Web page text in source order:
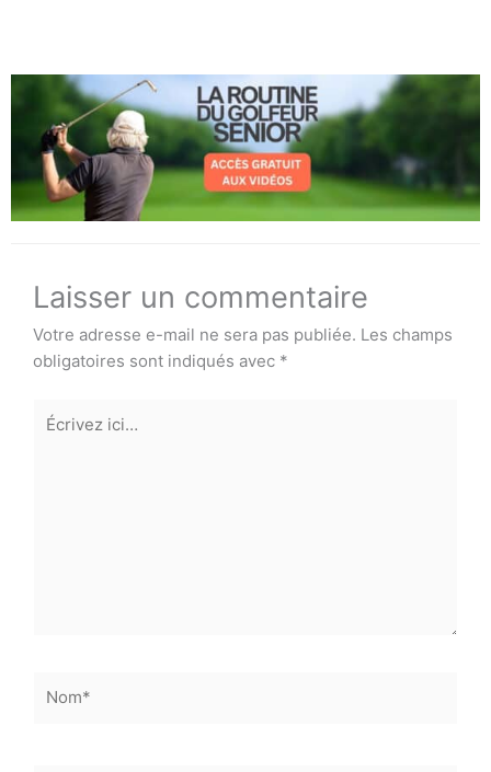
Laisser un commentaire
Votre adresse e-mail ne sera pas publiée. Les champs
obligatoires sont indiqués avec *
Écrivez
ici…